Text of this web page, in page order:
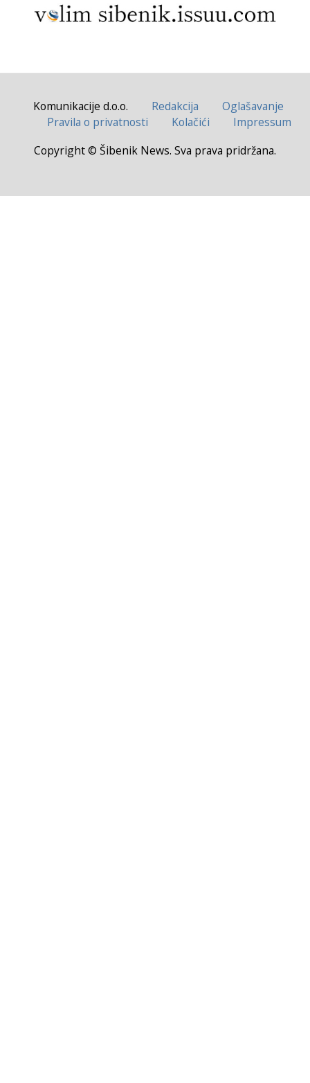
Komunikacije d.o.o. Redakcija
Oglašavanje
Pravila o privatnosti
Kolačići
Impressum
Copyright © Šibenik News. Sva prava pridržana.